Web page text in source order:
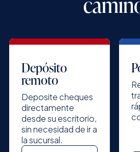
Depósito
remoto
Deposite cheques
directamente
desde su escritorio,
sin necesidad de ir a
la sucursal.